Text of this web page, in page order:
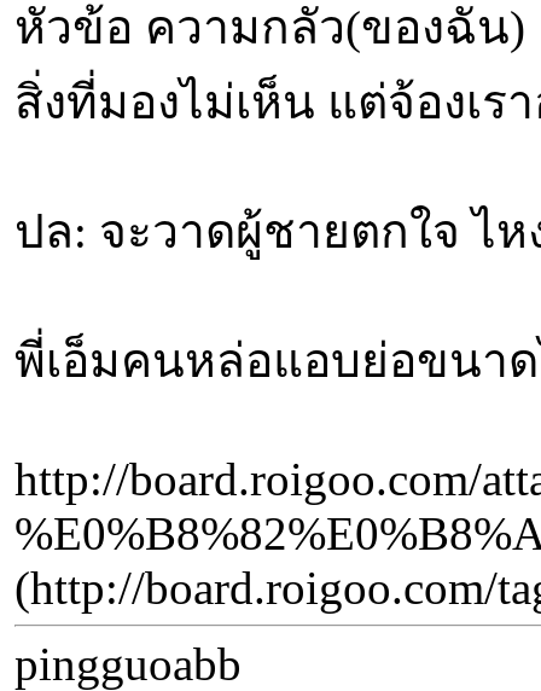
หัวข้อ ความกลัว(ของฉัน)
สิ่งที่มองไม่เห็น แต่จ้องเร
ปล: จะวาดผู้ชายตกใจ ไห
พี่เอ็มคนหล่อแอบย่อขนา
http://board.roigoo.com/
(http://board.roigoo.com/
pingguoabb